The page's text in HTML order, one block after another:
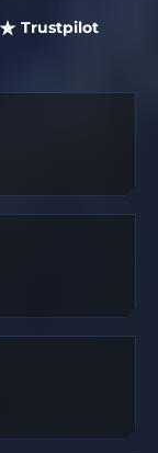
Trustpilot